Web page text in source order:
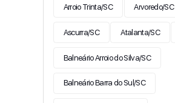
Arroio Trinta/SC Arvoredo/SC
Ascurra/SC Atalanta/SC
Balneário Arroio do Silva/SC
Balneário Barra do Sul/SC